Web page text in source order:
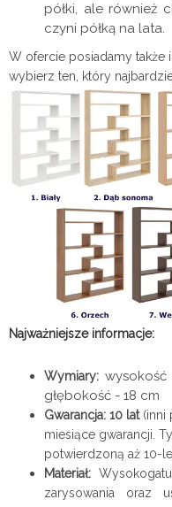
półki, ale również
czyni półką na lata.
W ofercie posiadamy także
wybierz ten, który
Najważniejsze informacje:
Wymiary: wysokość
głębokość - 18 cm
Gwarancja: 10 lat (inni
miesiące gwarancji.
potwierdzoną aż 10-
Materiał:
zarysowania oraz